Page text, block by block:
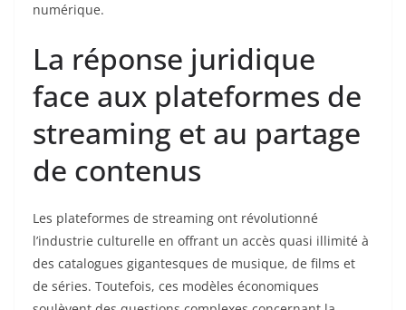
numérique.
La réponse juridique
face aux plateformes de
streaming et au partage
de contenus
Les plateformes de streaming ont révolutionné
l’industrie culturelle en offrant un accès quasi illimité à
des catalogues gigantesques de musique, de films et
de séries. Toutefois, ces modèles économiques